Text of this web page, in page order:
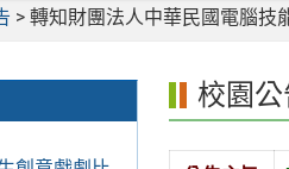
> 轉知財團法人中華民國電腦技
校園公